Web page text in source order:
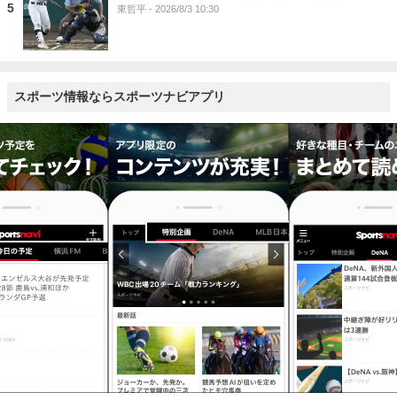
5 東哲平 - 2026/8/3 10:30
スポーツ情報ならスポーツナビアプリ